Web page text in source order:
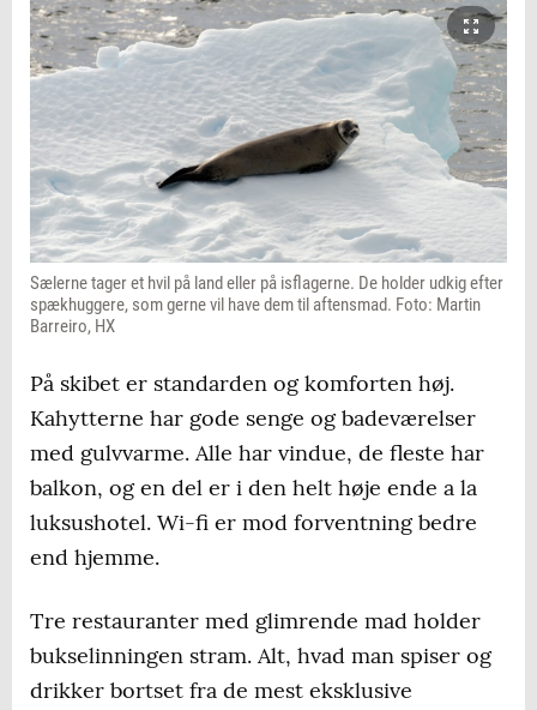
Sælerne tager et hvil på land eller på isflagerne. De holder udkig efter
spækhuggere, som gerne vil have dem til aftensmad. Foto: Martin
Barreiro, HX
På skibet er standarden og komforten høj.
Kahytterne har gode senge og badeværelser
med gulvvarme. Alle har vindue, de fleste har
balkon, og en del er i den helt høje ende a la
luksushotel. Wi-fi er mod forventning bedre
end hjemme.
Tre restauranter med glimrende mad holder
bukselinningen stram. Alt, hvad man spiser og
drikker bortset fra de mest eksklusive